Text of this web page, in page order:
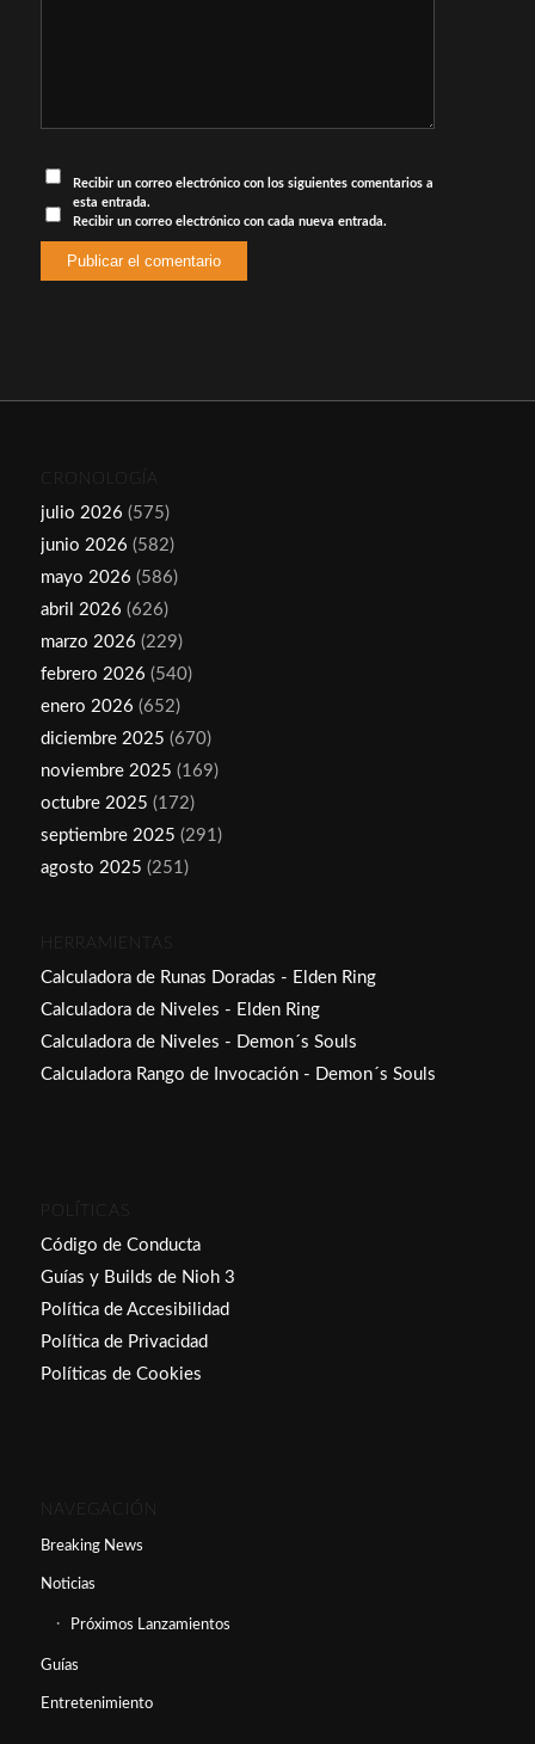
Recibir un correo electrónico con los siguientes comentarios a
esta entrada.
Recibir un correo electrónico con cada nueva entrada.
CRONOLOGÍA
julio 2026 (575)
junio 2026 (582)
mayo 2026 (586)
abril 2026 (626)
marzo 2026 (229)
febrero 2026 (540)
enero 2026 (652)
diciembre 2025 (670)
noviembre 2025 (169)
octubre 2025 (172)
septiembre 2025 (291)
agosto 2025 (251)
HERRAMIENTAS
Calculadora de Runas Doradas - Elden Ring
Calculadora de Niveles - Elden Ring
Calculadora de Niveles - Demon´s Souls
Calculadora Rango de Invocación - Demon´s Souls
POLÍTICAS
Código de Conducta
Guías y Builds de Nioh 3
Política de Accesibilidad
Política de Privacidad
Políticas de Cookies
NAVEGACIÓN
Breaking News
Noticias
Próximos Lanzamientos
Guías
Entretenimiento